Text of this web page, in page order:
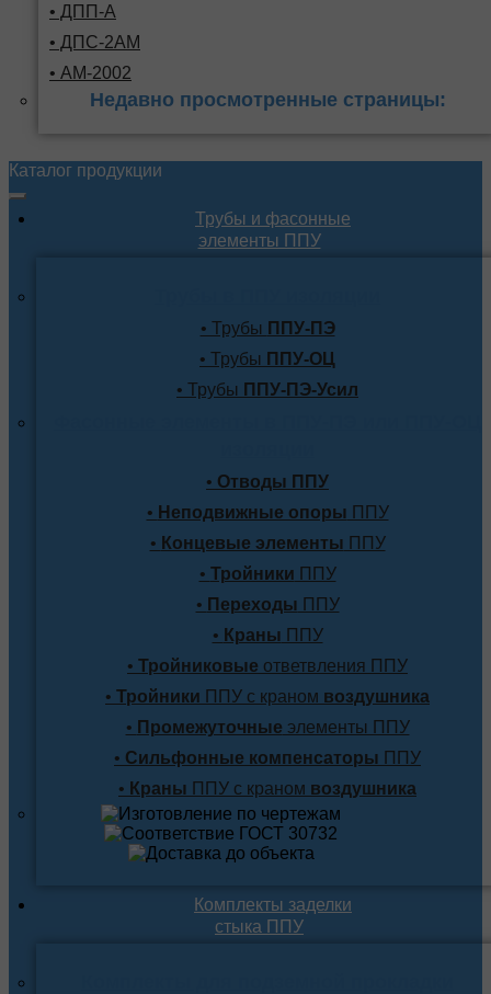
• ДПП-А
• ДПС-2АМ
• АМ-2002
Недавно просмотренные страницы:
Каталог продукции
Трубы и фасонные
элементы ППУ
• Трубы ППУ-ПЭ
• Трубы ППУ-ОЦ
• Трубы ППУ-ПЭ-Усил
• Отводы ППУ
• Неподвижные опоры ППУ
• Концевые элементы ППУ
• Тройники ППУ
• Переходы ППУ
• Краны ППУ
• Тройниковые ответвления ППУ
• Тройники ППУ с краном воздушника
• Промежуточные элементы ППУ
• Сильфонные компенсаторы ППУ
• Краны ППУ с краном воздушника
Комплекты заделки
стыка ППУ